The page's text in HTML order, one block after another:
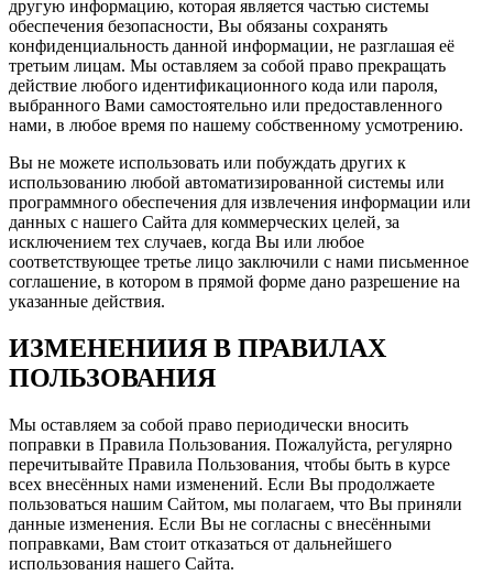
другую информацию, которая является частью системы
обеспечения безопасности, Вы обязаны сохранять
конфиденциальность данной информации, не разглашая её
третьим лицам. Мы оставляем за собой право прекращать
действие любого идентификационного кода или пароля,
выбранного Вами самостоятельно или предоставленного
нами, в любое время по нашему собственному усмотрению.
Вы не можете использовать или побуждать других к
использованию любой автоматизированной системы или
программного обеспечения для извлечения информации или
данных с нашего Сайта для коммерческих целей, за
исключением тех случаев, когда Вы или любое
соответствующее третье лицо заключили с нами письменное
соглашение, в котором в прямой форме дано разрешение на
указанные действия.
ИЗМЕНЕНИИЯ В ПРАВИЛАХ
ПОЛЬЗОВАНИЯ
Мы оставляем за собой право периодически вносить
поправки в Правила Пользования. Пожалуйста, регулярно
перечитывайте Правила Пользования, чтобы быть в курсе
всех внесённых нами изменений. Если Вы продолжаете
пользоваться нашим Сайтом, мы полагаем, что Вы приняли
данные изменения. Если Вы не согласны с внесёнными
поправками, Вам стоит отказаться от дальнейшего
использования нашего Сайта.